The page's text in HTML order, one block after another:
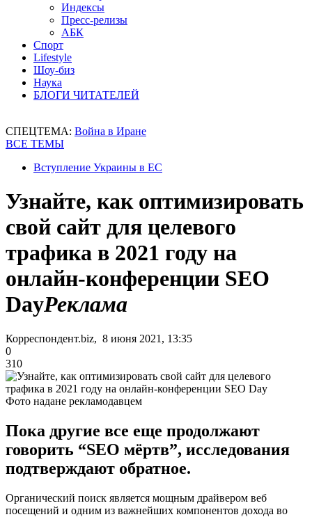
Индексы
Пресс-релизы
АБК
Спорт
Lifestyle
Шоу-биз
Наука
БЛОГИ ЧИТАТЕЛЕЙ
СПЕЦТЕМА: Война в Иране
ВСЕ ТЕМЫ
Вступление Украины в ЕС
Узнайте, как оптимизировать
свой сайт для целевого
трафика в 2021 году на
онлайн-конференции SEO
DayРеклама
Корреспондент.biz, 8 июня 2021, 13:35
0
310
Фото надане рекламодавцем
Пока другие все еще продолжают
говорить “SEO мёртв”, исследования
подтверждают обратное.
Органический поиск является мощным драйвером веб
посещений и одним из важнейших компонентов дохода во